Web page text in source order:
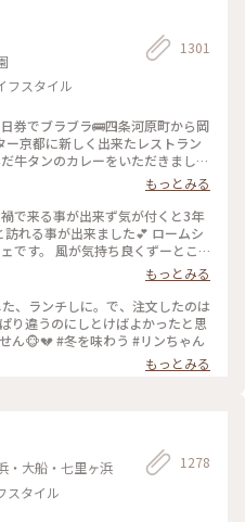
フスタイル
1301
券でブラブラ🚌四条河原町から岡
京都に新しく出来たレストラン
牛タンのカレーをいただきました
もっとみる
で来る事が出来ず気が付くと3年
れる事が出来ました💕 ロームシ
です。 風が気持ち良くずーとこ
フェです🥰 スズメが残したケー
上にやってきてました😆 #Myこ
もっとみる
、ランチしに。で、注文したのは
り違うのにしとけばよかったと思
ったのも同じ…学習してません🐵💔 #冬を味わう #リンちゃん
もっとみる
・大船・七里ヶ浜
スタイル
1278